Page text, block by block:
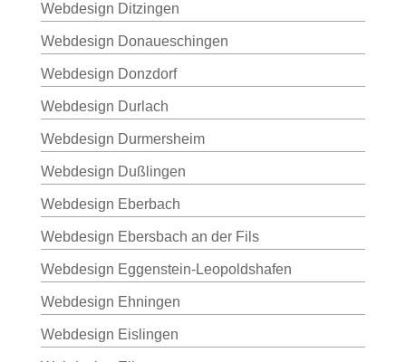
Webdesign Ditzingen
Webdesign Donaueschingen
Webdesign Donzdorf
Webdesign Durlach
Webdesign Durmersheim
Webdesign Dußlingen
Webdesign Eberbach
Webdesign Ebersbach an der Fils
Webdesign Eggenstein-Leopoldshafen
Webdesign Ehningen
Webdesign Eislingen